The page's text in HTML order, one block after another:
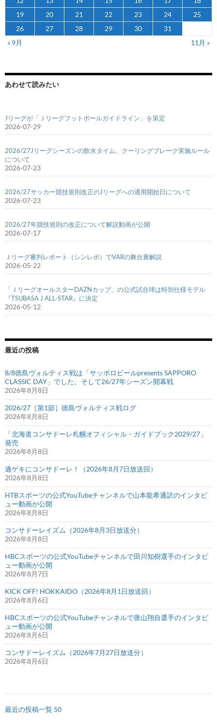
19
20 21 22 23 24
25
26
27 28 29 30
31
« 9月
11月 »
あわせて読みたい
Jリーグが「Ｊリーグフットボールガイドライン」を策定
2026-07-29
2026/27Jリーグシーズンの飲水タイム、クーリングブレーク実施ルール
について
2026-07-23
2026/27サッカー競技規則改正のJリーグへの適用開始日について
2026-07-23
2026/27年競技規則の改正について解説動画が公開
2026-07-17
Ｊリーグ審判レポート（シンレポ）でVARの舞台裏解説
2026-05-22
「ＪリーグオールスターDAZNカップ」の公式試合球は特別仕様モデル
『TSUBASA J ALL-STAR』に決定
2026-05-12
最近の投稿
8/8徳島ヴォルティス戦は「サッポロビールpresents SAPPORO
CLASSIC DAY」でした、そして26/27年シーズン開幕戦
2026年8月8日
2026/27［第1節］徳島ヴォルティス戦ログ
2026年8月8日
「北海道コンサドーレ札幌オフィシャル・ガイドブック2029/27」
発売
2026年8月8日
過ゲキにコンサドーレ！（2026年8月7日放送回）
2026年8月8日
HTBスポーツの公式YouTubeチャンネルで山本龍希通訳のインタビ
ュー動画が公開
2026年8月8日
コンサドーレイズム（2026年8月3日放送分）
2026年8月8日
HBCスポーツの公式YouTubeチャンネルで田川知樹選手のインタビ
ュー動画が公開
2026年8月7日
KICK OFF! HOKKAIDO（2026年8月1日放送回）
2026年8月6日
HBCスポーツの公式YouTubeチャンネルで唐山翔自選手のインタビ
ュー動画が公開
2026年8月6日
コンサドーレイズム（2026年7月27日放送分）
2026年8月6日
最近の投稿一覧 50